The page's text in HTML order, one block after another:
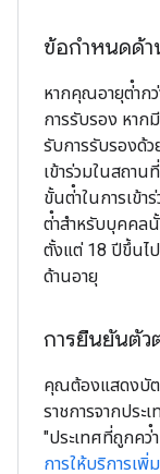
ข้อกำหนดด้า
หากคุณอายุต่ําก
การรับรอง หาก
รับการรับรองด้
เข้าร่วมในสถา
ขั้นต่ําในการเข้า
ต่ําสําหรับบุคคล
ตั้งแต่ 18 ปีขึ้นไ
ด้านอายุ
การยืนยันตัว
คุณต้องแสดงบัต
ราชการจากประ
"ประเทศที่ถูกคว่ํ
การให้บริการเพิ่